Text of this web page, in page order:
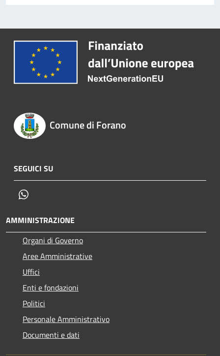
Comune di Forano
SEGUICI SU
AMMINISTRAZIONE
Organi di Governo
Aree Amministrative
Uffici
Enti e fondazioni
Politici
Personale Amministrativo
Documenti e dati